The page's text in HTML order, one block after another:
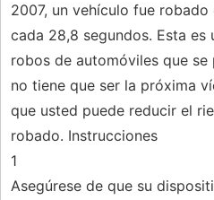
2007, un vehículo fue
cada 28,8 segundos. Esta
robos de automóviles que
no tiene que ser la próxima
que usted puede reducir el
robado. Instrucciones
1
Asegúrese de que su